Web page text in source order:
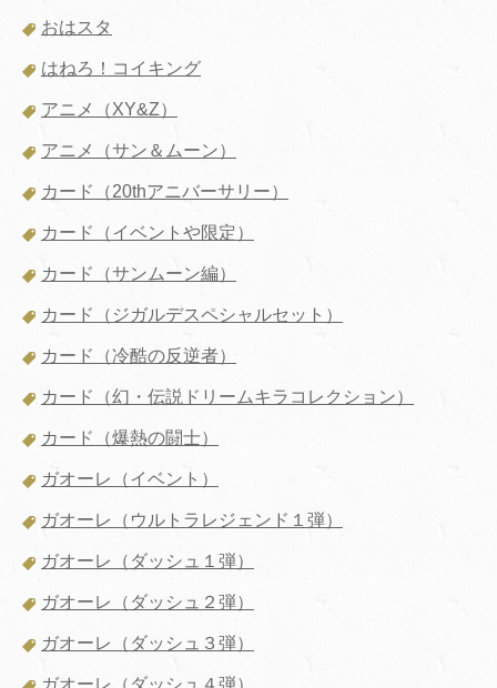
おはスタ
はねろ！コイキング
アニメ（XY&Z）
アニメ（サン＆ムーン）
カード（20thアニバーサリー）
カード（イベントや限定）
カード（サンムーン編）
カード（ジガルデスペシャルセット）
カード（冷酷の反逆者）
カード（幻・伝説ドリームキラコレクション）
カード（爆熱の闘士）
ガオーレ（イベント）
ガオーレ（ウルトラレジェンド１弾）
ガオーレ（ダッシュ１弾）
ガオーレ（ダッシュ２弾）
ガオーレ（ダッシュ３弾）
ガオーレ（ダッシュ４弾）